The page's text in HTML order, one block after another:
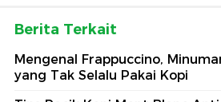
Berita Terkait
Mengenal Frappuccino,
yang Tak Selalu Pakai Kopi